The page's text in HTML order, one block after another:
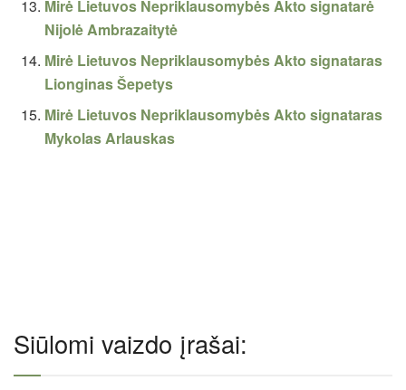
Mirė Lietuvos Nepriklausomybės Akto signatarė
Nijolė Ambrazaitytė
Mirė Lietuvos Nepriklausomybės Akto signataras
Lionginas Šepetys
Mirė Lietuvos Nepriklausomybės Akto signataras
Mykolas Arlauskas
Siūlomi vaizdo įrašai: